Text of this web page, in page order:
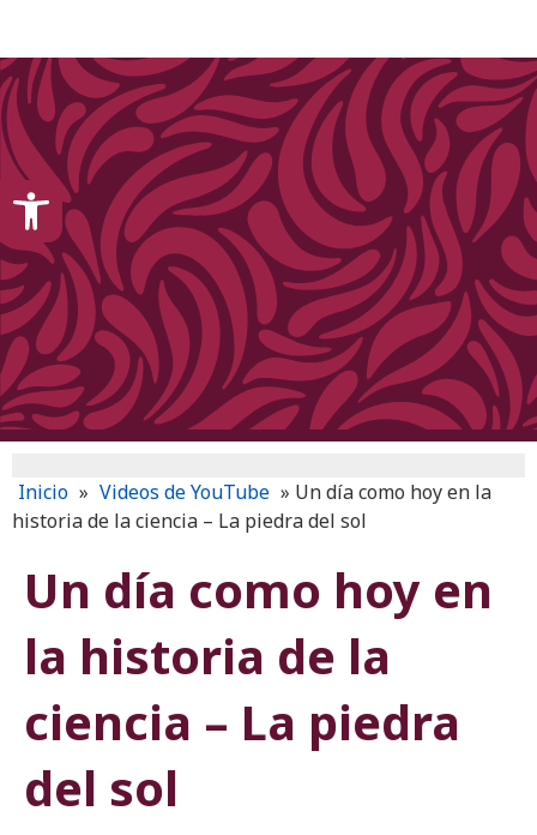
Inicio » Videos de YouTube » Un día como hoy en la
historia de la ciencia – La piedra del sol
Un día como hoy en
la historia de la
ciencia – La piedra
del sol
Open toolbar